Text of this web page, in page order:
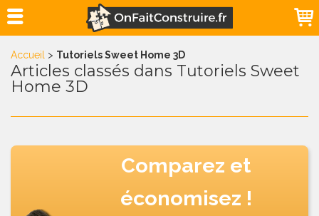
Accueil > Tutoriels Sweet Home 3D
Articles classés dans Tutoriels Sweet
Home 3D
Comparez et
économisez !